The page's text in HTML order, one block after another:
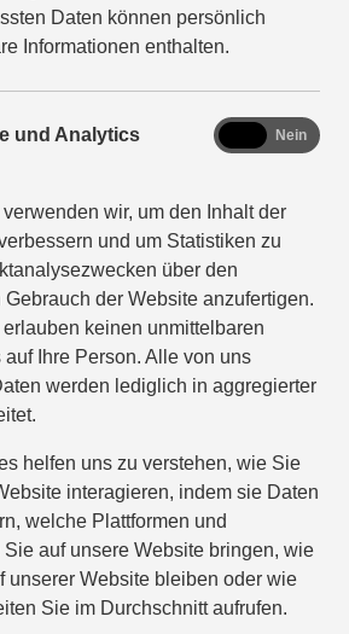
Daten können persönlich
Informationen enthalten.
und Analytics
wir, um den Inhalt der
und um Statistiken zu
über den
der Website anzufertigen.
keinen unmittelbaren
auf Ihre Person. Alle von uns
werden lediglich in aggregierter
helfen uns zu verstehen, wie Sie
interagieren, indem sie Daten
welche Plattformen und
Sie auf unsere Website bringen, wie
unserer Website bleiben oder wie
Sie im Durchschnitt aufrufen.
analyticsNein
nicht um eine Dienstleistung im
im Sinne von § 2 Nr. 26
die Umsetzung auf freiwilliger
und Nutzern einen
zu ermöglichen.
Bereichen mit den
Barrierefreiheit gemäß WCAG 2.1,
sowie alle zentral eingebundenen
Angebotsmodule) werden durch
bereitgestellt.
sind teilweise noch nicht vollständig